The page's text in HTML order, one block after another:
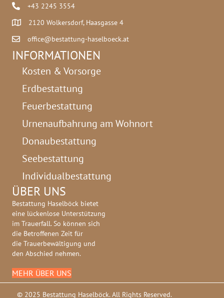
+43 2245 3554
2120 Wolkersdorf, Haasgasse 4
office@bestattung-haselboeck.at
INFORMATIONEN
Kosten & Vorsorge
Erdbestattung
Feuerbestattung
Urnenaufbahrung am Wohnort
Donaubestattung
Seebestattung
Individualbestattung
ÜBER UNS
Bestattung Haselböck bietet
eine lückenlose Unterstützung
im Trauerfall. So können sich
die Betroffenen Zeit für
die Trauerbewältigung und
den Abschied nehmen.
MEHR ÜBER UNS
© 2025 Bestattung Haselböck. All Rights Reserved.